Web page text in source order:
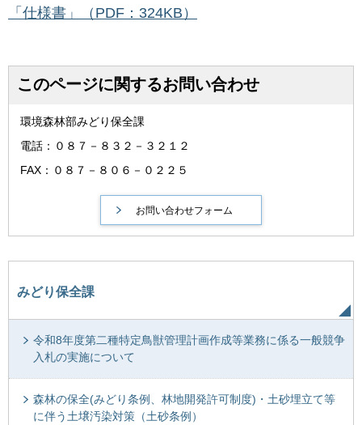
「仕様書」（PDF：324KB）
このページに関するお問い合わせ
環境森林部みどり保全課
電話：０８７－８３２－３２１２
FAX：０８７－８０６－０２２５
みどり保全課
令和8年度第二種特定鳥獣管理計画作成等業務に係る一般競争
入札の実施について
森林の保全(みどり条例、林地開発許可制度)・土砂埋立て等
に伴う土壌汚染対策（土砂条例）